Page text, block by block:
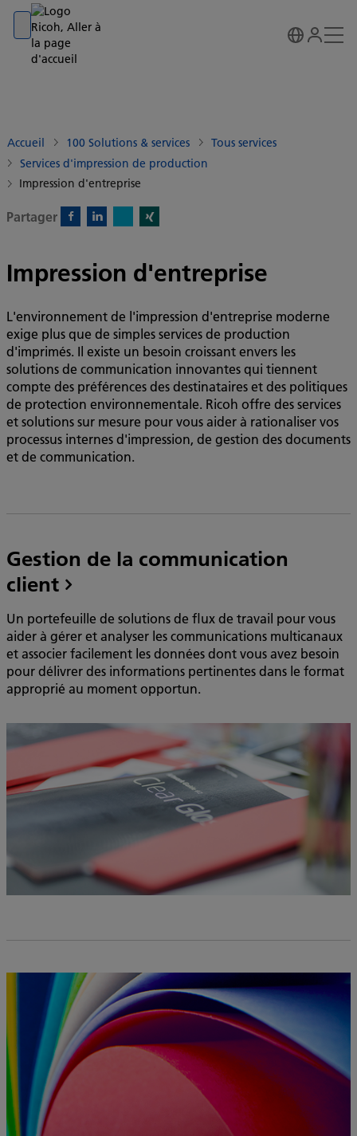
Go to banner
Go to content
Go to footer
Accueil 100 Solutions & services
Tous services
Services d'impression de production
Impression d'entreprise
Partager
Impression d'entreprise
L'environnement de l'impression d'entreprise moderne
exige plus que de simples services de production
d'imprimés. Il existe un besoin croissant envers les
solutions de communication innovantes qui tiennent
compte des préférences des destinataires et des politiques
de protection environnementale. Ricoh offre des services
et solutions sur mesure pour vous aider à rationaliser vos
processus internes d'impression, de gestion des documents
et de communication.
Gestion de la communication
client
Un portefeuille de solutions de flux de travail pour vous
aider à gérer et analyser les communications multicanaux
et associer facilement les données dont vous avez besoin
pour délivrer des informations pertinentes dans le format
approprié au moment opportun.